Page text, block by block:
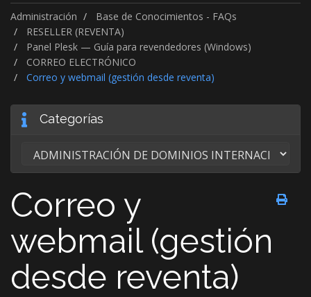
Administración
Base de Conocimientos - FAQs
RESELLER (REVENTA)
Panel Plesk — Guía para revendedores (Windows)
CORREO ELECTRÓNICO
Correo y webmail (gestión desde reventa)
Categorías
Correo y
webmail (gestión
desde reventa)